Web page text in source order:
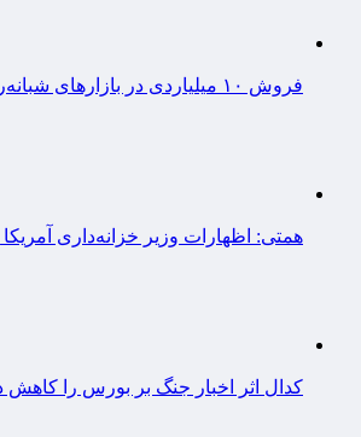
فروش ۱۰ میلیاردی در بازارهای شبانه‌روزی صنایع
همتی: اظهارات وزیر خزانه‌داری
کدال اثر اخبار جنگ بر بورس را کاهش